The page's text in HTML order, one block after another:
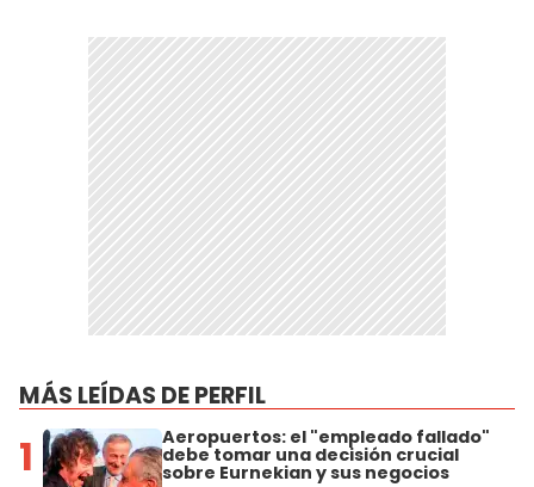
MÁS LEÍDAS DE PERFIL
1 Aeropuertos: el "empleado fallado"
debe tomar una decisión crucial
sobre Eurnekian y sus negocios